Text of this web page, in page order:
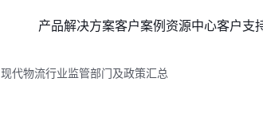
产品解决方案客户案例资源中心客户支
现代物流行业监管部门及政策汇总